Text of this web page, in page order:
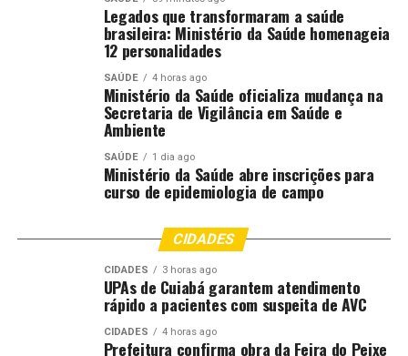
Grande, todas unidades da Polícia Civil, funcionam
normalmente e centralizam os procedimentos de
flagrantes e registros de boletins de ocorrências.
As delegacias especializadas de Homicídio (DHPP), de
Trânsito (Deletran) e a de Repressão a Roubos e Furtos
de Veículos (Derfva) estarão em regime de plantão para
os atendimentos emergenciais.
A Polícia Civil reforça que para ocorrências envolvendo
violência doméstica e sexual, tem um Plantão de
Atendimento em Cuiabá, que funciona 24h e atende
mulheres, crianças e adolescentes vítimas na capital. O
Plantão está localizado na Avenida Dante Martins de
Oliveira, s/n, no bairro Planalto.
Legados que transformaram a saúde
brasileira: Ministério da Saúde homenageia
12 personalidades
SAÚDE 4 horas ago
Ministério da Saúde oficializa mudança na
Secretaria de Vigilância em Saúde e
Ambiente
SAÚDE 1 dia ago
Ministério da Saúde abre inscrições para
curso de epidemiologia de campo
CIDADES
CIDADES 3 horas ago
UPAs de Cuiabá garantem atendimento
rápido a pacientes com suspeita de AVC
CIDADES 4 horas ago
Prefeitura confirma obra da Feira do Peixe